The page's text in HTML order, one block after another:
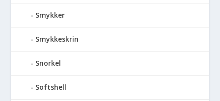
Smykker
Smykkeskrin
Snorkel
Softshell